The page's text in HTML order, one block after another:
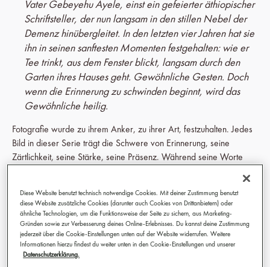
Vater Gebeyehu Ayele, einst ein gefeierter äthiopischer
Schriftsteller, der nun langsam in den stillen Nebel der
Demenz hinübergleitet. In den letzten vier Jahren hat sie
ihn in seinen sanftesten Momenten festgehalten: wie er
Tee trinkt, aus dem Fenster blickt, langsam durch den
Garten ihres Hauses geht. Gewöhnliche Gesten. Doch
wenn die Erinnerung zu schwinden beginnt, wird das
Gewöhnliche heilig.
Fotografie wurde zu ihrem Anker, zu ihrer Art, festzuhalten. Jedes
Bild in dieser Serie trägt die Schwere von Erinnerung, seine
Zärtlichkeit, seine Stärke, seine Präsenz. Während seine Worte
Diese Bilder sind ein Versuch, das zu bewahren, was bleibt – und
eine Trauer und Liebe zu teilen, die viele von uns nur allzu gut
kennen.
Die Eröffnung dieser Ausstellung inStudio 11war für Nafkot mehr
als ein künstlerischer Meilenstein; sie war ein zutiefst heilender
Diese Website benutzt technisch notwendige Cookies. Mit deiner Zustimmung benutzt
diese Website zusätzliche Cookies (darunter auch Cookies von Drittanbietern) oder
ähnliche Technologien, um die Funktionsweise der Seite zu sichern, aus Marketing-
Gründen sowie zur Verbesserung deines Online-Erlebnisses. Du kannst deine Zustimmung
jederzeit über die Cookie-Einstellungen unten auf der Website widerrufen. Weitere
Informationen hierzu findest du weiter unten in den Cookie-Einstellungen und unserer
Datenschutzerklärung.